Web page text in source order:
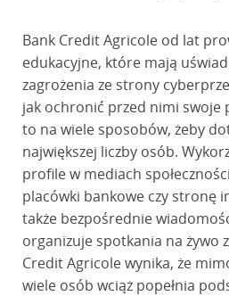
Bank Credit Agricole od lat
edukacyjne, które mają
zagrożenia ze strony
jak ochronić przed nimi swoje
to na wiele sposobów, żeby
największej liczby osób.
profile w mediach
placówki bankowe czy stronę
także bezpośrednie
organizuje spotkania na żywo
Credit Agricole wynika, że
wiele osób wciąż popełnia